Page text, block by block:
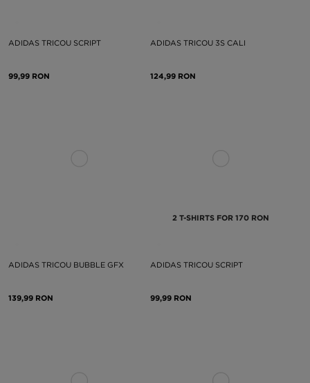
ADIDAS TRICOU SCRIPT
99,99 RON
ADIDAS TRICOU 3S CALI
124,99 RON
ADIDAS TRICOU BUBBLE GFX
139,99 RON
2 T-SHIRTS FOR 170 RON
ADIDAS TRICOU SCRIPT
99,99 RON